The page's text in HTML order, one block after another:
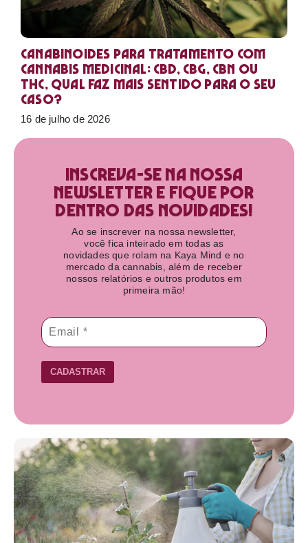
Canabinoides para tratamento com
cannabis medicinal: CBD, CBG, CBN ou
THC, qual faz mais sentido para o seu
caso?
16 de julho de 2026
Inscreva-se na nossa
newsletter e fique por
dentro das novidades!​
Ao se inscrever na nossa newsletter,
você fica inteirado em todas as
novidades que rolam na Kaya Mind e no
mercado da cannabis, além de receber
nossos relatórios e outros produtos em
primeira mão!
CADASTRAR